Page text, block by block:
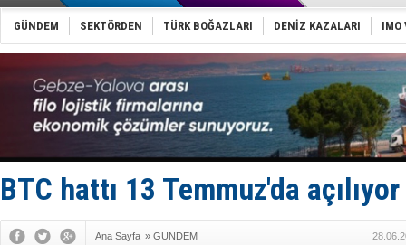
Keşfedildi:
D-Marin,
Van’da
ASEAN ilk
TAYK -
İstanbul
Tersane
FESCO,
GÜNDEM SEKTÖRDEN TÜRK BOĞAZLARI DENİZ KAZALARI IMO
BTC hattı 13 Temmuz'da açılıyor
Ana Sayfa » GÜNDEM